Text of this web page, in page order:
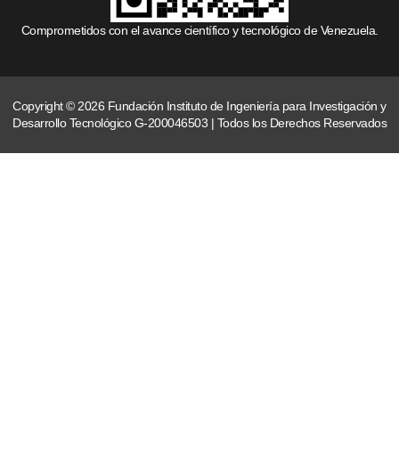
Comprometidos con el avance científico y tecnológico de Venezuela.
Copyright © 2026 Fundación Instituto de Ingeniería para Investigación y
Desarrollo Tecnológico G-200046503 | Todos los Derechos Reservados